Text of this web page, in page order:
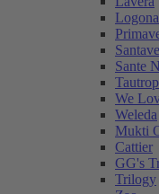
Logona
Sante
We
Weleda
Mukti
Cattier
GG's
Trilogy